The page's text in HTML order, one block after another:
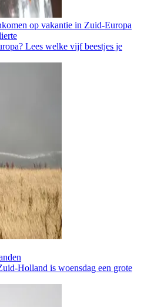
op vakantie in Zuid-Europa
Lees welke vijf beestjes je
Holland is woensdag een grote